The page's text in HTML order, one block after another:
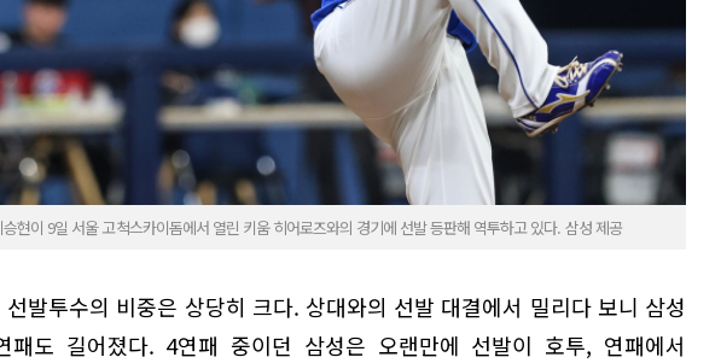
현이 9일 서울 고척스카이돔에서 열린 키움 히어로즈와의 경기에 선발 등판해 역투하고 있다. 삼성 제공
선발투수의 비중은 상당히 크다. 상대와의 선발 대결에서 밀리다 보니 삼성
패도 길어졌다. 4연패 중이던 삼성은 오랜만에 선발이 호투, 연패에서